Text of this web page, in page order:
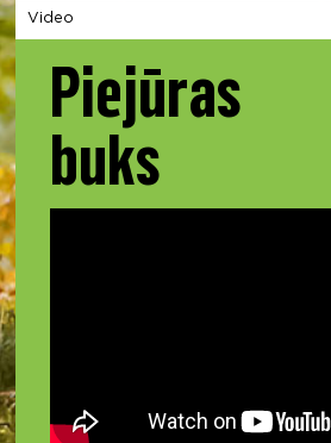
Choose a section
Piejūras
buks